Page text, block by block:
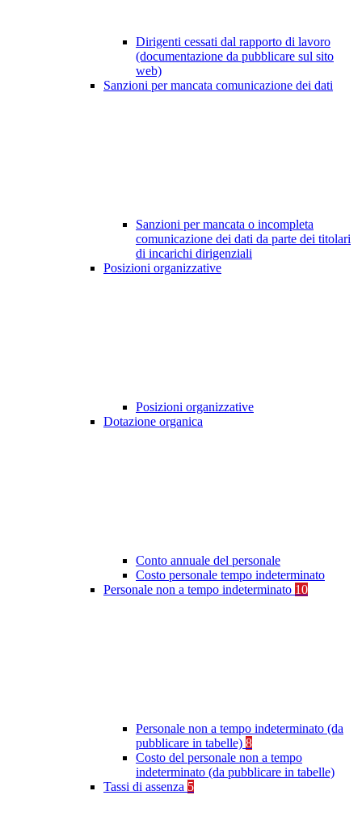
Dirigenti cessati dal rapporto di lavoro
(documentazione da pubblicare sul sito
web)
Sanzioni per mancata comunicazione dei dati
Sanzioni per mancata o incompleta
comunicazione dei dati da parte dei titolari
di incarichi dirigenziali
Posizioni organizzative
Posizioni organizzative
Dotazione organica
Conto annuale del personale
Costo personale tempo indeterminato
Personale non a tempo indeterminato 10
Personale non a tempo indeterminato (da
pubblicare in tabelle) 8
Costo del personale non a tempo
indeterminato (da pubblicare in tabelle)
Tassi di assenza 5